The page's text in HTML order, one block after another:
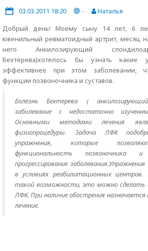
03.03.2011 18:20 -
Наталья
Добрый день! Моему сыну 14 лет, 6
ювенильный ревматоидный артрит, месяц
него Анкилозирующий
Бехтерева)хотелось бы узнать какие
эффективнее при этом заболевании,
функции позвоночника и суставов.
Болезнь Бехтерева (
заболевание с недостаточно
Основными методами лечения
физиопроцедуры. Задача ЛФК
упражнения, которые
функциональность позвоночника
прогрессирование
в условиях реабилитационных
такой возможности, это можно
ЛФК. При наличие обострения
лечение.